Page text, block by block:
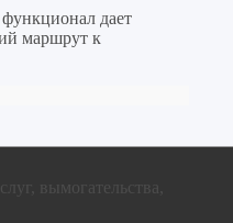
дает
маршрут к
вымогательства,